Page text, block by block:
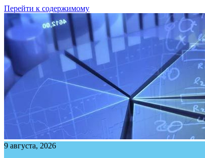
Перейти к содержимому
9 августа, 2026